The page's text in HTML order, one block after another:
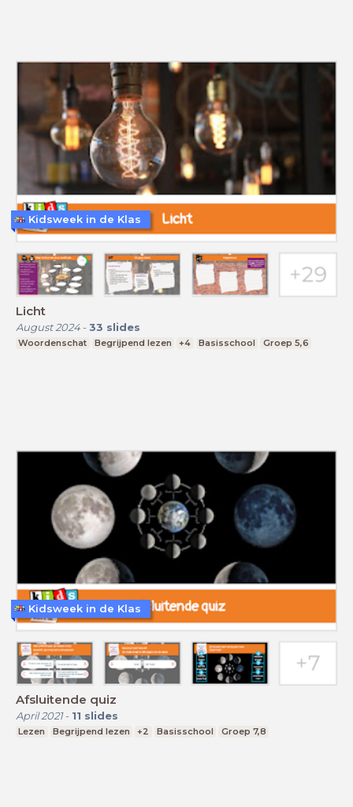
Licht
August 2024- 33 slides
Woordenschat Begrijpend lezen +4 Basisschool Groep 5,6
Kidsweek in de Klas
Afsluitende quiz
April 2021- 11 slides
Lezen Begrijpend lezen +2 Basisschool Groep 7,8
Kidsweek in de Klas